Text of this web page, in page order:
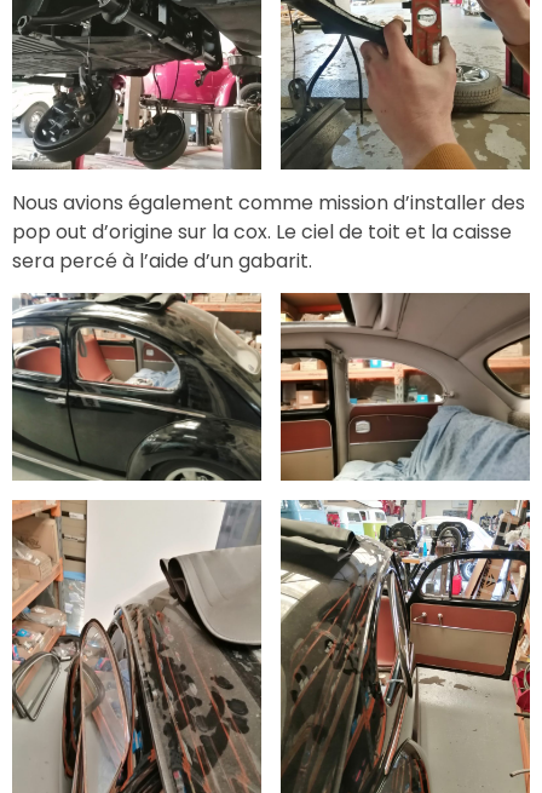
Nous avions également comme mission d’installer des
pop out d’origine sur la cox. Le ciel de toit et la caisse
sera percé à l’aide d’un gabarit.